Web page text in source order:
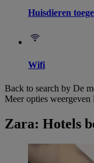
Huisdieren
Wifi
Back to search by De
Meer opties weergeven
Zara: Hotels